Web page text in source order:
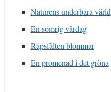
Naturens underbara värld
En somrig vårdag
Rapsfälten blommar
En promenad i det gröna